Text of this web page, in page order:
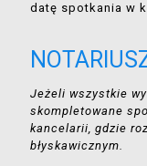
datę spotkania w
Jeżeli wszystkie
skompletowane
kancelarii, gdzie
błyskawicznym.